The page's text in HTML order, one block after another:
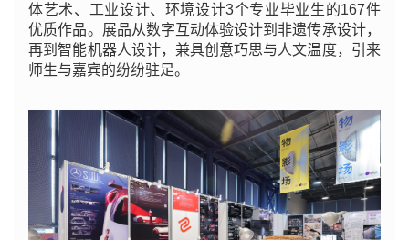
体艺术、工业设计、环境设计3个专业毕业生的167件
优质作品。展品从数字互动体验设计到非遗传承设计，
再到智能机器人设计，兼具创意巧思与人文温度，引来
师生与嘉宾的纷纷驻足。